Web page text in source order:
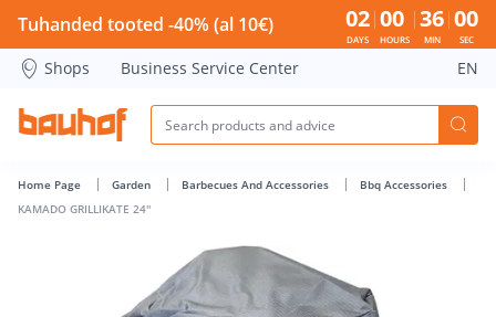
KAMADO GRILLIKATE 24'' - Bauhof has loaded
Tuhanded tooted -40% (al 10€) 02
DAYS
00
HOURS
36
MIN
00
SEC
Shops Business Service Center EN
Home Page Garden Barbecues And Accessories
Bbq Accessories
KAMADO GRILLIKATE 24''